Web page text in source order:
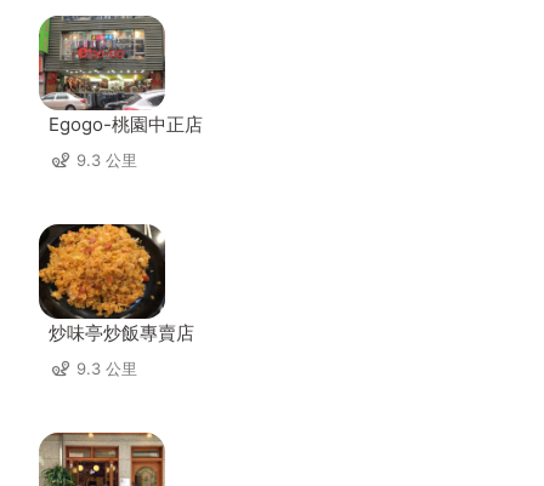
Egogo-桃園中正店
9.3 公里
炒味亭炒飯專賣店
9.3 公里